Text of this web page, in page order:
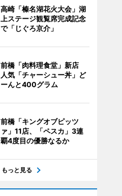
高崎「榛名湖花火大会」湖
上ステージ観覧席完成記念
で「じぐろ京介」
前橋「肉料理食堂」新店
人気「チャーシュー丼」ど
ーんと400グラム
前橋「キングオブピッツ
ァ」11店、「ペスカ」3連
覇4度目の優勝なるか
もっと見る